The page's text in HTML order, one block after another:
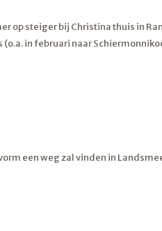
op steiger bij Christina thuis in
in februari naar
een weg zal vinden in